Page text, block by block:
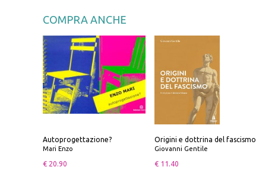
COMPRA ANCHE
Autoprogettazione?
Mari Enzo
€ 20.90
Origini e dottrina del fascismo
Giovanni Gentile
€ 11.40